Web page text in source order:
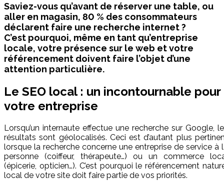
Saviez-vous qu’avant de réserver une table, ou
aller en magasin, 80 % des consommateurs
déclarent faire une recherche internet ?
C’est pourquoi, même en tant qu’entreprise
locale, votre présence sur le web et votre
référencement doivent faire l’objet d’une
attention particulière.
Le SEO local : un incontournable pour
votre entreprise
Lorsqu’un internaute effectue une recherche sur Google,
résultats sont géolocalisés. Ceci est d’autant plus
lorsque la recherche concerne une entreprise de service à
personne (coiffeur, thérapeute…) ou un commerce
(épicerie, opticien…). C’est pourquoi le référencement
local de votre site doit faire partie de vos priorités.